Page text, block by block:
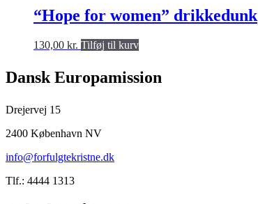
produktsiden
flere
varianter.
på
produktsiden
“Hope for women” drikkedunk
130,00 kr. Tilføj til kurv
Dansk Europamission
Drejervej 15
2400 København NV
info@forfulgtekristne.dk
Tlf.: 4444 1313